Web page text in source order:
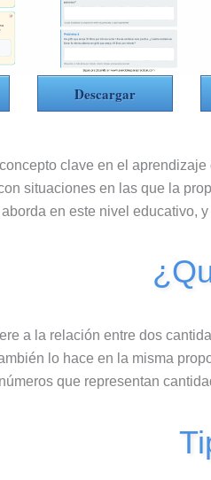
Descargar
clave en el
situaciones en las que la
en este nivel educativo,
a la relación entre dos
lo hace en la misma
que representan